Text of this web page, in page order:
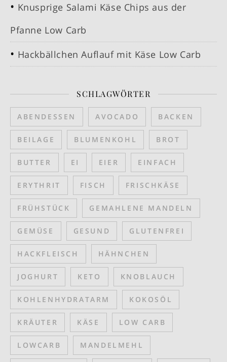
Knusprige Salami Käse Chips aus der
Pfanne Low Carb
Hackbällchen Auflauf mit Käse Low Carb
SCHLAGWÖRTER
ABENDESSEN AVOCADO BACKEN
BEILAGE BLUMENKOHL BROT
BUTTER EI EIER EINFACH
ERYTHRIT FISCH FRISCHKÄSE
FRÜHSTÜCK GEMAHLENE MANDELN
GEMÜSE GESUND GLUTENFREI
HACKFLEISCH HÄHNCHEN
JOGHURT KETO KNOBLAUCH
KOHLENHYDRATARM KOKOSÖL
KRÄUTER KÄSE LOW CARB
LOWCARB MANDELMEHL